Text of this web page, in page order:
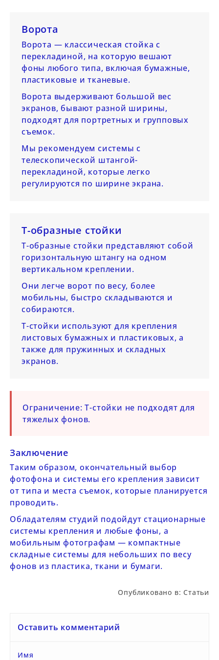
Ворота
Ворота — классическая стойка с
перекладиной, на которую вешают
фоны любого типа, включая бумажные,
пластиковые и тканевые.
Ворота выдерживают большой вес
экранов, бывают разной ширины,
подходят для портретных и групповых
съемок.
Мы рекомендуем системы с
телескопической штангой-
перекладиной, которые легко
регулируются по ширине экрана.
Т-образные стойки
Т-образные стойки представляют собой
горизонтальную штангу на одном
вертикальном креплении.
Они легче ворот по весу, более
мобильны, быстро складываются и
собираются.
Т-стойки используют для крепления
листовых бумажных и пластиковых, а
также для пружинных и складных
экранов.
Ограничение: Т-стойки не подходят для
тяжелых фонов.
Заключение
Таким образом, окончательный выбор
фотофона и системы его крепления зависит
от типа и места съемок, которые планируется
проводить.
Обладателям студий подойдут стационарные
системы крепления и любые фоны, а
мобильным фотографам — компактные
складные системы для небольших по весу
фонов из пластика, ткани и бумаги.
Опубликовано в: Статьи
Оставить комментарий
Имя